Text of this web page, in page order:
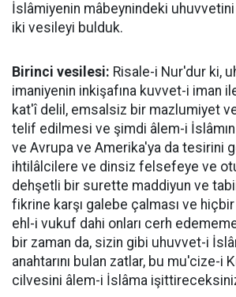
İslâmiyenin mâbeynindeki
iki vesileyi bulduk.
Birinci vesilesi: Risale-i Nur'dur ki,
imaniyenin inkişafına kuvvet-i iman
kat'î delil, emsalsiz bir mazlumiyet
telif edilmesi ve şimdi âlem-i
ve Avrupa ve Amerika'ya da tesirini
ihtilâlcilere ve dinsiz felsefeye ve
dehşetli bir surette maddiyun ve
fikrine karşı galebe çalması ve
ehl-i vukuf dahi onları cerh
bir zaman da, sizin gibi uhuvvet-i
anahtarını bulan zatlar, bu mu'cize-i
cilvesini âlem-i İslâma